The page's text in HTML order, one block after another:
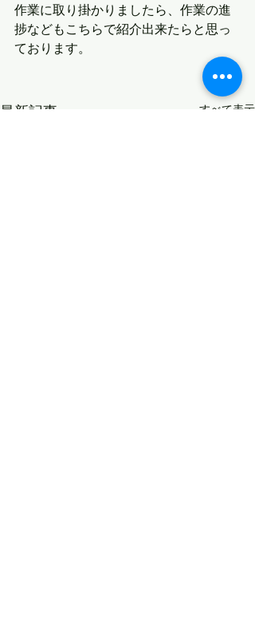
作業に取り掛かりましたら、作業の進
捗などもこちらで紹介出来たらと思っ
ております。
最新記事 すべて表示